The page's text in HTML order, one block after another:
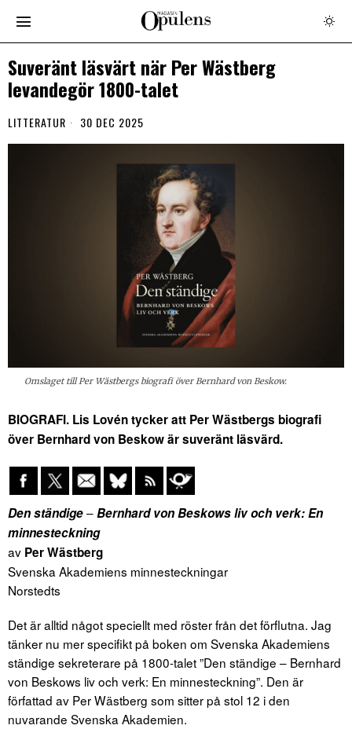
Suveränt läsvärt när Per Wästberg
levandegör 1800-talet
LITTERATUR 30 DEC 2025
Omslaget till Per Wästbergs biografi över Bernhard von Beskow.
BIOGRAFI. Lis Lovén tycker att Per Wästbergs biografi
över Bernhard von Beskow är suveränt läsvärd.
Den ständige–Bernhard von Beskows liv och verk: En
minnesteckning
av Per Wästberg
Svenska Akademiens minnesteckningar
Norstedts
Det är alltid något speciellt med röster från det förflutna. Jag
tänker nu mer specifikt på boken om Svenska Akademiens
ständige sekreterare på 1800-talet ”Den ständige – Bernhard
von Beskows liv och verk: En minnesteckning”. Den är
författad av Per Wästberg som sitter på stol 12 i den
nuvarande Svenska Akademien.